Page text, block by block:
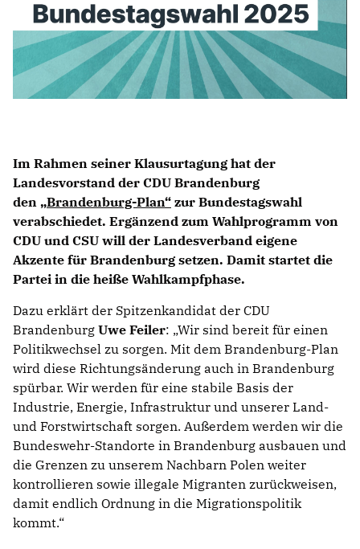
Im Rahmen seiner Klausurtagung hat der
Landesvorstand der CDU Brandenburg
den Brandenburg-Plan“ zur Bundestagswahl
verabschiedet. Ergänzend zum Wahlprogramm von
CDU und CSU will der Landesverband eigene
Akzente für Brandenburg setzen. Damit startet die
Partei in die heiße Wahlkampfphase.
Dazu erklärt der Spitzenkandidat der CDU
Brandenburg Uwe Feiler: „Wir sind bereit für einen
Politikwechsel zu sorgen. Mit dem Brandenburg-Plan
wird diese Richtungsänderung auch in Brandenburg
spürbar. Wir werden für eine stabile Basis der
Industrie, Energie, Infrastruktur und unserer Land-
und Forstwirtschaft sorgen. Außerdem werden wir die
Bundeswehr-Standorte in Brandenburg ausbauen und
die Grenzen zu unserem Nachbarn Polen weiter
kontrollieren sowie illegale Migranten zurückweisen,
damit endlich Ordnung in die Migrationspolitik
kommt.“